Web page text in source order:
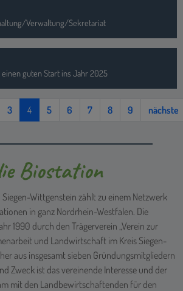
Verwaltung/Sekretariat
einen guten Start ins Jahr 2025
3 4 5 6 7 8 9 nächste
Biostation
Wittgenstein zählt zu einem Netzwerk
in ganz Nordrhein-Westfalen. Die
1990 durch den Trägerverein „Verein zur
und Landwirtschaft im Kreis Siegen-
aus insgesamt sieben Gründungsmitgliedern
Zweck ist das vereinende Interesse und der
mit den Landbewirtschaftenden für den